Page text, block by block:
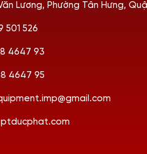
Lương, Phường Tân Hưng,
501 526
4647 93
4647 95